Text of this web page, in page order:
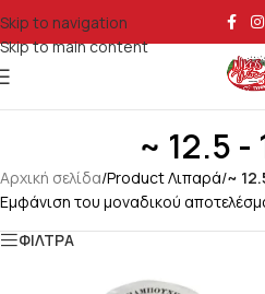
Skip to navigation
Skip to main content
~ 12.5 -
Αρχική σελίδα/Product Λιπαρά/~
Εμφάνιση του μοναδικού
ΦΙΛΤΡΑ